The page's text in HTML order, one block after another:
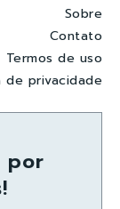
Sobre
Contato
Termos de uso
de privacidade
por